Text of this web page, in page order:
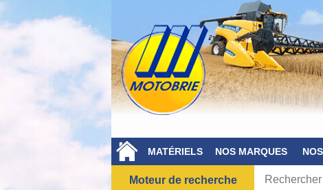
MATÉRIELS NOS MARQUES
Moteur de recherche